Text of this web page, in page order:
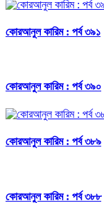
কোরআনুল কারিম : পর্ব ৩৯১
কোরআনুল কারিম : পর্ব ৩৯০
কোরআনুল কারিম : পর্ব ৩৮৯
কোরআনুল কারিম : পর্ব ৩৮৮